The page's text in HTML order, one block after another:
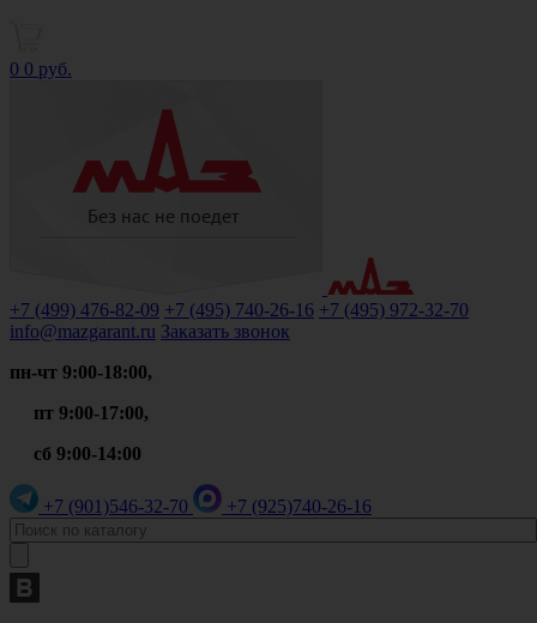
0 0 руб.
+7 (499) 476-82-09 +7 (495) 740-26-16 +7 (495) 972-32-70
info@mazgarant.ru Заказать звонок
пн-чт 9:00-18:00,
пт 9:00-17:00,
сб 9:00-14:00
+7 (901)546-32-70 +7 (925)740-26-16